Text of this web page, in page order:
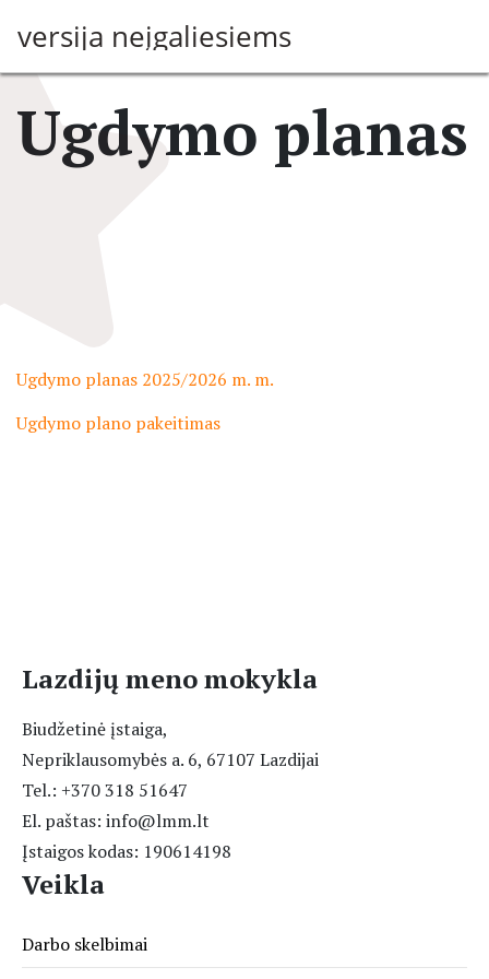
versija neįgaliesiems
Ugdymo planas
Ugdymo planas 2025/2026 m. m.
Ugdymo plano pakeitimas
Lazdijų meno mokykla
Biudžetinė įstaiga,
Nepriklausomybės a. 6, 67107 Lazdijai
Tel.: +370 318 51647
El. paštas: info@lmm.lt
Įstaigos kodas: 190614198
Veikla
Darbo skelbimai